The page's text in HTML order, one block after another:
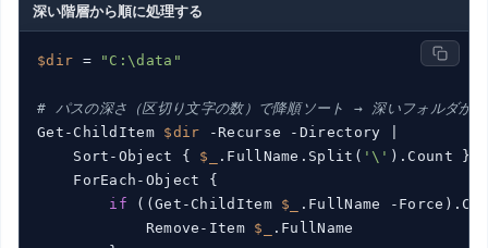
深い階層から順に処理する
$dir = "C:\data"
# パスの深さ（区切り文字の数）で降順ソート → 深いフォルダか
Get-ChildItem $dir -Recurse -Directory |
    Sort-Object {
$_ .FullName.Split( '\' ).Count } -
    ForEach-Object {
if ((Get-ChildItem $_
.FullName -
            Remove-Item
$_
.FullName